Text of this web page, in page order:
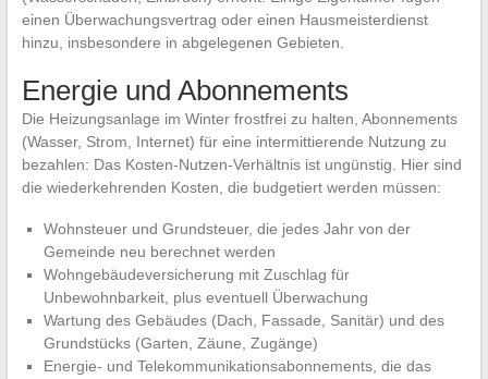
einen Überwachungsvertrag oder einen Hausmeisterdienst
hinzu, insbesondere in abgelegenen Gebieten.
Energie und Abonnements
Die Heizungsanlage im Winter frostfrei zu halten, Abonnements
(Wasser, Strom, Internet) für eine intermittierende Nutzung zu
bezahlen: Das Kosten-Nutzen-Verhältnis ist ungünstig. Hier sind
die wiederkehrenden Kosten, die budgetiert werden müssen:
Wohnsteuer und Grundsteuer, die jedes Jahr von der
Gemeinde neu berechnet werden
Wohngebäudeversicherung mit Zuschlag für
Unbewohnbarkeit, plus eventuell Überwachung
Wartung des Gebäudes (Dach, Fassade, Sanitär) und des
Grundstücks (Garten, Zäune, Zugänge)
Energie- und Telekommunikationsabonnements, die das